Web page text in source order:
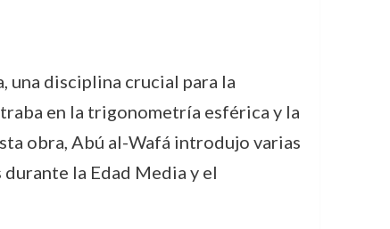
una disciplina crucial para la
en la trigonometría esférica y la
obra, Abú al-Wafá introdujo varias
la Edad Media y el